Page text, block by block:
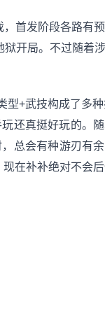
首发阶段各路有
开局。不过随着
+武技构成了多
还真挺好玩的。
总会有种游刃有
在补补绝对不会